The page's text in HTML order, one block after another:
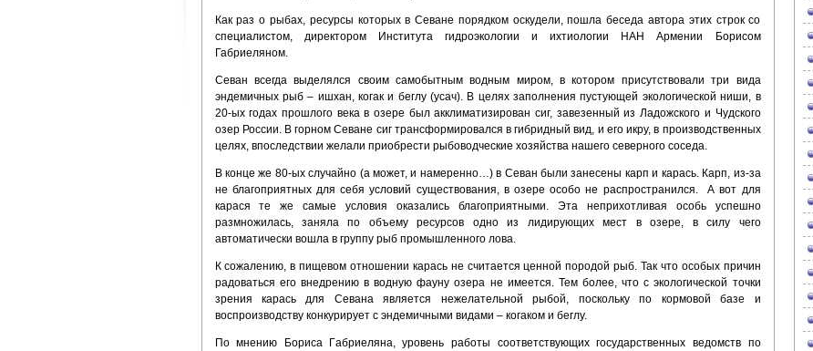
Как раз о рыбах, ресурсы которых в Севане порядком оскудели, пошла беседа автора этих строк со
специалистом, директором Института гидроэкологии и ихтиологии НАН Армении Борисом
Габриеляном.
Севан всегда выделялся своим самобытным водным миром, в котором присутствовали три вида
эндемичных рыб – ишхан, когак и беглу (усач). В целях заполнения пустующей экологической ниши, в
20-ых годах прошлого века в озере был акклиматизирован сиг, завезенный из Ладожского и Чудского
озер России. В горном Севане сиг трансформировался в гибридный вид, и его икру, в производственных
целях, впоследствии желали приобрести рыбоводческие хозяйства нашего северного соседа.
В конце же 80-ых случайно (а может, и намеренно…) в Севан были занесены карп и карась. Карп, из-за
не благоприятных для себя условий существования, в озере особо не распространился. А вот для
карася те же самые условия оказались благоприятными. Эта неприхотливая особь успешно
размножилась, заняла по объему ресурсов одно из лидирующих мест в озере, в силу чего
автоматически вошла в группу рыб промышленного лова.
К сожалению, в пищевом отношении карась не считается ценной породой рыб. Так что особых причин
радоваться его внедрению в водную фауну озера не имеется. Тем более, что с экологической точки
зрения карась для Севана является нежелательной рыбой, поскольку по кормовой базе и
воспроизводству конкурирует с эндемичными видами – когаком и беглу.
По мнению Бориса Габриеляна, уровень работы соответствующих государственных ведомств по